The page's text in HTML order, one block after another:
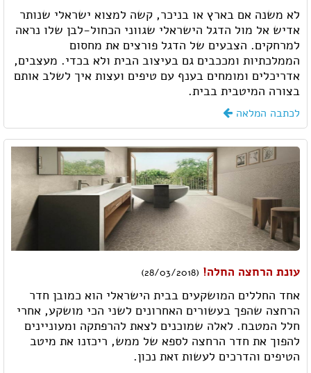
לא משנה אם בארץ או בניכר, קשה למצוא ישראלי שנותר
אדיש אל מול הדגל הישראלי שגווני הכחול-לבן שלו נראה
למרחקים. הצבעים של הדגל פורצים את מחסום
הממלכתיות ומככבים גם בעיצוב הבית ולא בכדי. מעצבים,
אדריכלים ומומחים בענף עם טיפים ועצות איך לשלב אותם
בצורה המיטבית בבית.
לכתבה המלאה
עונת הרחצה החלה! (28/03/2018)
אחד החללים המושקעים בבית הישראלי הוא כמובן חדר
הרחצה שהפך בעשורים האחרונים לשני הכי מושקע, אחרי
חלל המטבח. לאלה שמוכנים לצאת להרפתקה ומעוניינים
להפוך את חדר הרחצה לספא של ממש, ריכזנו את מיטב
הטיפים והדרכים לעשות זאת נכון.